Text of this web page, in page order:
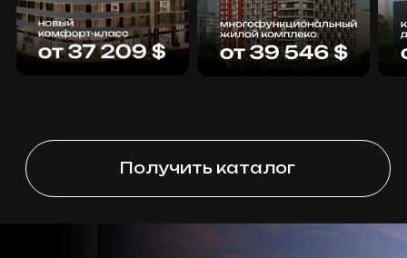
Сотрудничая с Orange Group,